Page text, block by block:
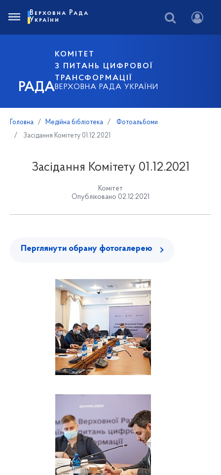
РАДА
КОМІТЕТ
З ПИТАНЬ ЦИФРОВОЇ
ТРАНСФОРМАЦІЇ
ВЕРХОВНА РАДА УКРАЇНИ
Верховна Рада
України
Головна Медійна бібліотека
Фотоальбоми
Засідання Комітету 01.12.2021
Засідання Комітету 01.12.2021
Комітет
Опубліковано 02.12.2021
Перглянути обрану фотогалерею